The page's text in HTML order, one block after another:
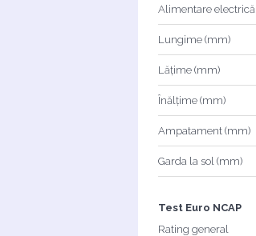
Alimentare electrică
Lungime (mm)
Lățime (mm)
Înălțime (mm)
Ampatament (mm)
Garda la sol (mm)
Test Euro NCAP
Rating general